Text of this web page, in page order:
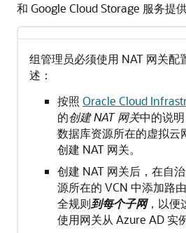
和 Google Cloud Storage 服务提
组管理员必须使用 NAT 网关配
述：
按照 Oracle Cloud
的创建 NAT 网关中的说
数据库资源所在的虚拟云
创建 NAT 网关。
创建 NAT 网关后，在自
源所在的 VCN 中添加路
全规则到每个子网，以便
使用网关从 Azure AD 实